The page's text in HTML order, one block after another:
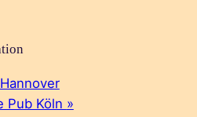
Pub Köln »